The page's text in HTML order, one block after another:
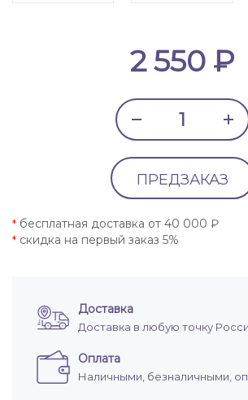
2 550 ₽
ПРЕДЗАКАЗ
* бесплатная доставка от 40 000 ₽
* скидка на первый заказ 5%
Доставка
Доставка в любую точку
Оплата
Наличными, безналичными,